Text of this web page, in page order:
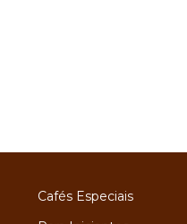
Cafés Especiais